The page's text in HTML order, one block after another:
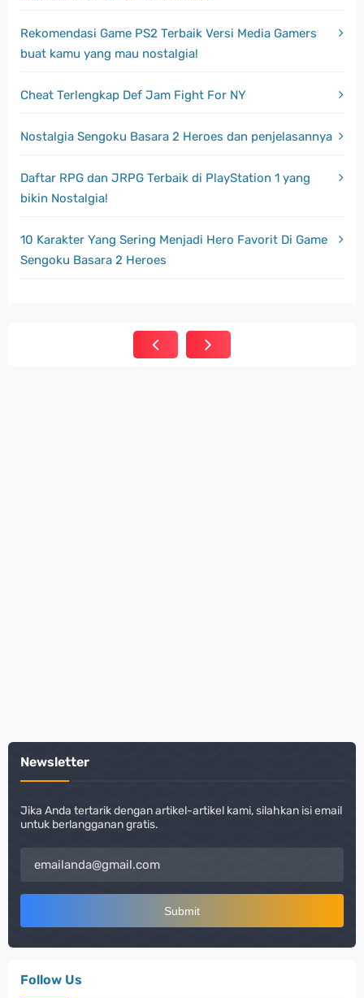
Rekomendasi Game PS2 Terbaik Versi Media Gamers
buat kamu yang mau nostalgia!
Cheat Terlengkap Def Jam Fight For NY
Nostalgia Sengoku Basara 2 Heroes dan penjelasannya
Daftar RPG dan JRPG Terbaik di PlayStation 1 yang
bikin Nostalgia!
10 Karakter Yang Sering Menjadi Hero Favorit Di Game
Sengoku Basara 2 Heroes
Newsletter
Jika Anda tertarik dengan artikel-artikel kami, silahkan isi email
untuk berlangganan gratis.
Follow Us